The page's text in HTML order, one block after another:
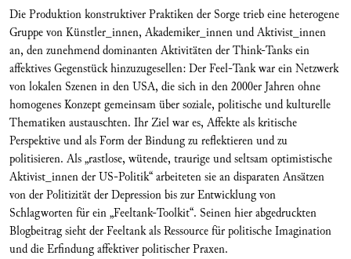
Die Produktion konstruktiver Praktiken der Sorge trieb eine heterogene
Gruppe von Künstler_innen, Akademiker_innen und Aktivist_innen
an, den zunehmend dominanten Aktivitäten der Think-Tanks ein
affektives Gegenstück hinzuzugesellen: Der Feel-Tank war ein Netzwerk
von lokalen Szenen in den USA, die sich in den 2000er Jahren ohne
homogenes Konzept gemeinsam­ über soziale, politische und kulturelle
Thematiken austauschten. Ihr Ziel war es, Affekte als kritische
Perspektive und als Form der Bindung zu reflektieren und zu
politisieren. Als „rastlose, wütende, traurige und seltsam optimistische
Aktivist_innen der US-Politik“ arbeiteten sie an disparaten Ansätzen
von der Politizität der Depression bis zur Entwicklung von
Schlagworten für ein „Feeltank-Toolkit“. Seinen hier abgedruckten
Blogbeitrag sieht der Feeltank als Ressource für politische Imagination
und die Erfindung affektiver politischer Praxen.